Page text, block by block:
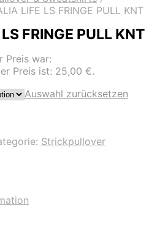
LIFE LS FRINGE PULL KNT
FRINGE PULL KNT
Preis war:
Preis ist: 25,00 €.
Auswahl zurücksetzen
Strickpullover